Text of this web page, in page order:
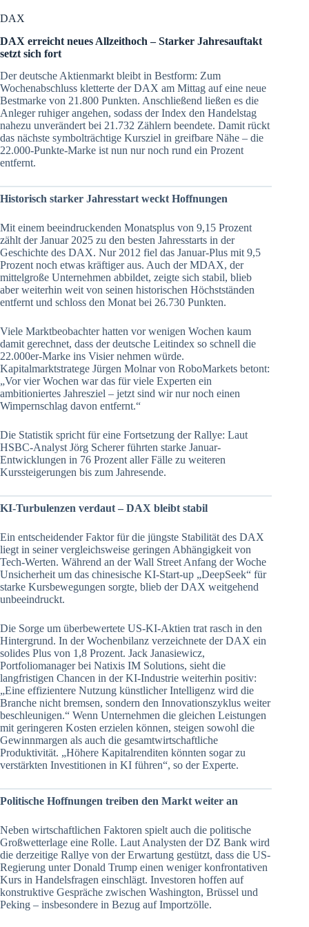
DAX
DAX erreicht neues Allzeithoch – Starker Jahresauftakt
setzt sich fort
Der deutsche Aktienmarkt bleibt in Bestform: Zum
Wochenabschluss kletterte der DAX am Mittag auf eine neue
Bestmarke von 21.800 Punkten. Anschließend ließen es die
Anleger ruhiger angehen, sodass der Index den Handelstag
nahezu unverändert bei 21.732 Zählern beendete. Damit rückt
das nächste symbolträchtige Kursziel in greifbare Nähe – die
22.000-Punkte-Marke ist nun nur noch rund ein Prozent
entfernt.
Historisch starker Jahresstart weckt Hoffnungen
Mit einem beeindruckenden Monatsplus von 9,15 Prozent
zählt der Januar 2025 zu den besten Jahresstarts in der
Geschichte des DAX. Nur 2012 fiel das Januar-Plus mit 9,5
Prozent noch etwas kräftiger aus. Auch der MDAX, der
mittelgroße Unternehmen abbildet, zeigte sich stabil, blieb
aber weiterhin weit von seinen historischen Höchstständen
entfernt und schloss den Monat bei 26.730 Punkten.
Viele Marktbeobachter hatten vor wenigen Wochen kaum
damit gerechnet, dass der deutsche Leitindex so schnell die
22.000er-Marke ins Visier nehmen würde.
Kapitalmarktstratege Jürgen Molnar von RoboMarkets betont:
„Vor vier Wochen war das für viele Experten ein
ambitioniertes Jahresziel – jetzt sind wir nur noch einen
Wimpernschlag davon entfernt.“
Die Statistik spricht für eine Fortsetzung der Rallye: Laut
HSBC-Analyst Jörg Scherer führten starke Januar-
Entwicklungen in 76 Prozent aller Fälle zu weiteren
Kurssteigerungen bis zum Jahresende.
KI-Turbulenzen verdaut – DAX bleibt stabil
Ein entscheidender Faktor für die jüngste Stabilität des DAX
liegt in seiner vergleichsweise geringen Abhängigkeit von
Tech-Werten. Während an der Wall Street Anfang der Woche
Unsicherheit um das chinesische KI-Start-up „DeepSeek“ für
starke Kursbewegungen sorgte, blieb der DAX weitgehend
unbeeindruckt.
Die Sorge um überbewertete US-KI-Aktien trat rasch in den
Hintergrund. In der Wochenbilanz verzeichnete der DAX ein
solides Plus von 1,8 Prozent. Jack Janasiewicz,
Portfoliomanager bei Natixis IM Solutions, sieht die
langfristigen Chancen in der KI-Industrie weiterhin positiv:
„Eine effizientere Nutzung künstlicher Intelligenz wird die
Branche nicht bremsen, sondern den Innovationszyklus weiter
beschleunigen.“ Wenn Unternehmen die gleichen Leistungen
mit geringeren Kosten erzielen können, steigen sowohl die
Gewinnmargen als auch die gesamtwirtschaftliche
Produktivität. „Höhere Kapitalrenditen könnten sogar zu
verstärkten Investitionen in KI führen“, so der Experte.
Politische Hoffnungen treiben den Markt weiter an
Neben wirtschaftlichen Faktoren spielt auch die politische
Großwetterlage eine Rolle. Laut Analysten der DZ Bank wird
die derzeitige Rallye von der Erwartung gestützt, dass die US-
Regierung unter Donald Trump einen weniger konfrontativen
Kurs in Handelsfragen einschlägt. Investoren hoffen auf
konstruktive Gespräche zwischen Washington, Brüssel und
Peking – insbesondere in Bezug auf Importzölle.